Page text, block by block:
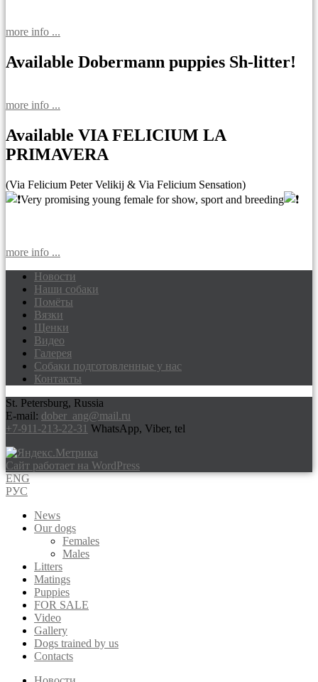
more info ...
Available Dobermann puppies Sh-litter!
more info ...
Available VIA FELICIUM LA
PRIMAVERA
(Via Felicium Peter Velikij & Via Felicium Sensation)
Very promising young female for show, sport and breeding
more info ...
Доберманы питомник Via Felicium,
щенки добермана
Новости
Наши собаки
Помёты
Вязки
Щенки
Видео
Галерея
Собаки подготовленные у нас
Контакты
St. Petersburg, Russia
E-mail: dober_ang@mail.ru
+7-911-213-22-31 WhatsApp, Viber, tel
Сайт работает на WordPress
ENG
РУС
News
Our dogs
Females
Males
Litters
Matings
Puppies
FOR SALE
Video
Gallery
Dogs trained by us
Contacts